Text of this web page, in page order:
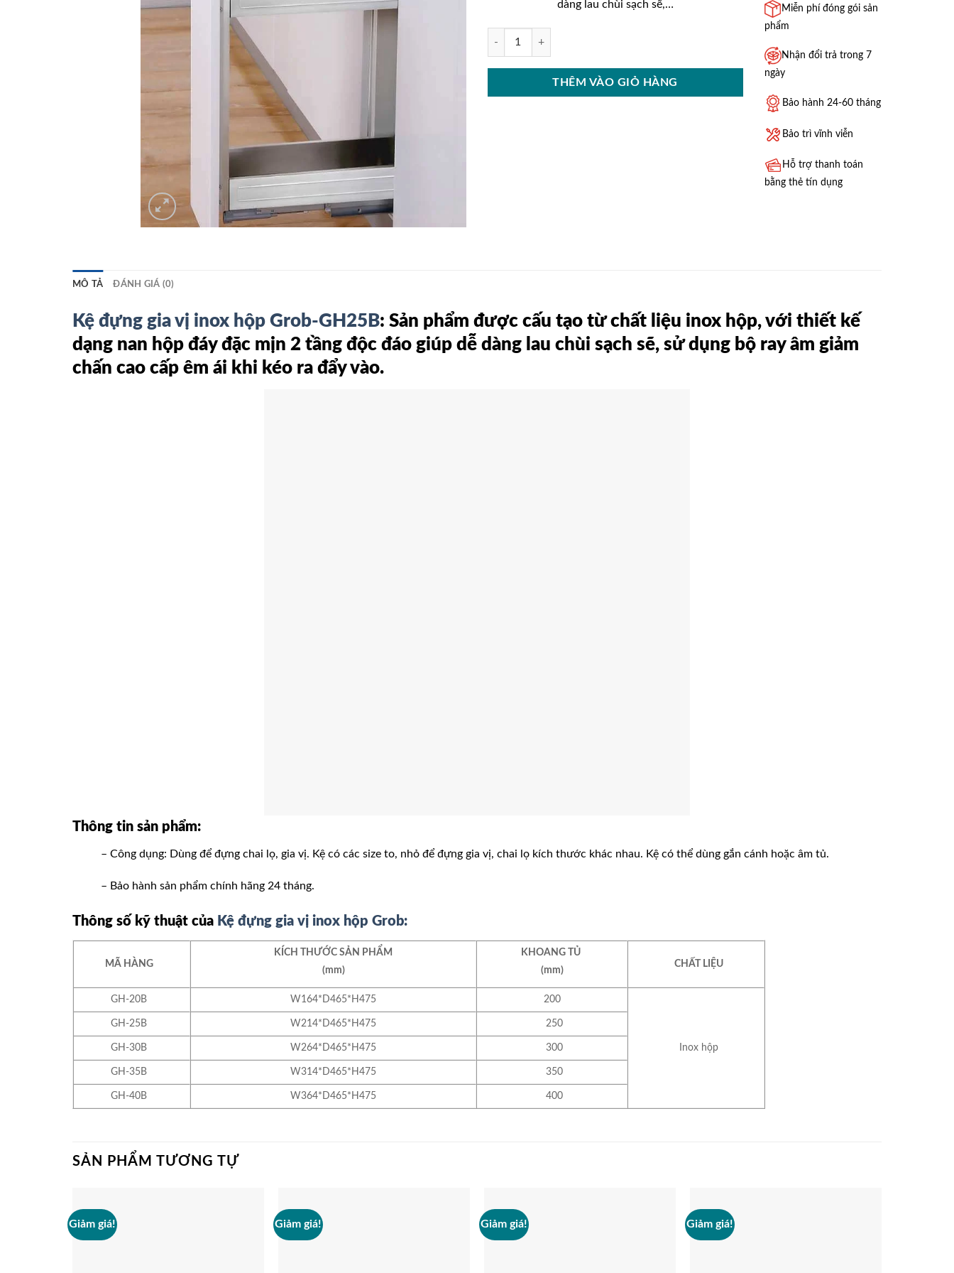
dàng lau chùi sạch sẽ,…
Kệ đựng gia vị inox hộp Grob-GH25B số lượng
THÊM VÀO GIỎ HÀNG
Miễn phí đóng gói sản
phẩm
Nhận đổi trả trong 7
ngày
Bảo hành 24-60 tháng
Bảo trì vĩnh viễn
Hỗ trợ thanh toán
bằng thẻ tín dụng
MÔ TẢ ĐÁNH GIÁ (0)
Kệ đựng gia vị inox hộp Grob-GH25B: Sản phẩm được cấu tạo từ chất liệu inox hộp, với thiết kế
dạng nan hộp đáy đặc mịn 2 tầng độc đáo giúp dễ dàng lau chùi sạch sẽ, sử dụng bộ ray âm giảm
chấn cao cấp êm ái khi kéo ra đẩy vào.
Thông tin sản phẩm:
– Công dụng: Dùng để đựng chai lọ, gia vị. Kệ có các size to, nhỏ để đựng gia vị, chai lọ kích thước khác nhau. Kệ có thể dùng gắn cánh hoặc âm tủ.
– Bảo hành sản phẩm chính hãng 24 tháng.
Thông số kỹ thuật của Kệ đựng gia vị inox hộp Grob:
MÃ HÀNG
KÍCH THƯỚC SẢN PHẨM
(mm)
KHOANG TỦ
(mm)
CHẤT LIỆU
GH-20B W164*D465*H475 200
Inox hộp
GH-25B W214*D465*H475 250
GH-30B W264*D465*H475 300
GH-35B W314*D465*H475 350
GH-40B W364*D465*H475 400
SẢN PHẨM TƯƠNG TỰ
Giảm giá! Giảm giá! Giảm giá! Giảm giá!